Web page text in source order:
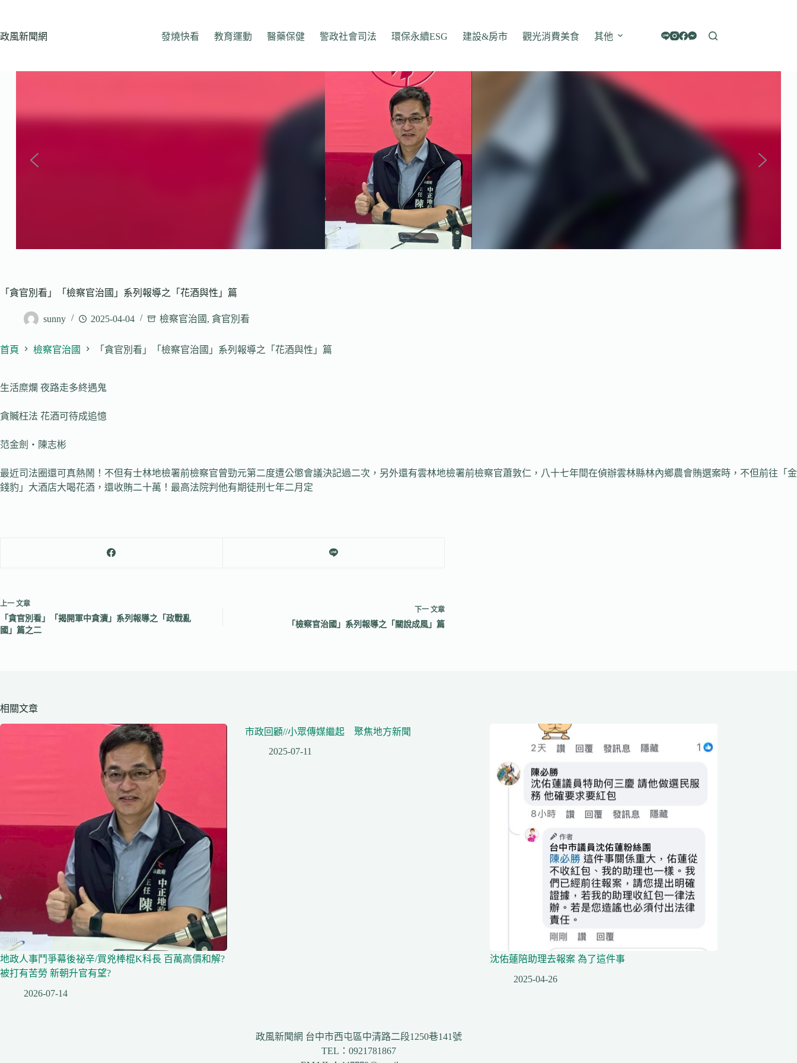
主
政風新聞網 發燒快看 教育運動 醫藥保健 警政社會司法 環保永續ESG 建設&房市 觀光消費美食 其他
「貪官別看」「檢察官治國」系列報導之「花酒與性」篇
sunny 2025-04-04 檢察官治國 , 貪官別看
首頁 檢察官治國 「貪官別看」「檢察官治國」系列報導之「花酒與性」篇
生活糜爛 夜路走多終遇鬼
貪贓枉法 花酒可待成追憶
范金劍‧陳志彬
最近司法圈還可真熱鬧！不但有士林地檢署前檢察官曾勁元第二度遭公懲會議決記過二次，另外還有雲林地檢署前檢察官蕭敦仁，八十七年間在偵辦雲林縣林內鄉農會賄選案時，不但前往「金
錢豹」大酒店大喝花酒，還收賄二十萬！最高法院判他有期徒刑七年二月定
上一 文章
「貪官別看」「揭開軍中貪瀆」系列報導之「政戰亂
國」篇之二
下一 文章
「檢察官治國」系列報導之「關說成風」篇
相關文章
地政人事鬥爭幕後祕辛/買兇棒棍K科長 百萬高價和解?
被打有苦勞 新朝升官有望?
2026-07-14
市政回顧//小眾傳媒繼起 聚焦地方新聞
2025-07-11
沈佑蓮陪助理去報案 為了這件事
2025-04-26
政風新聞網 台中市西屯區中清路二段1250巷141號
TEL：0921781867